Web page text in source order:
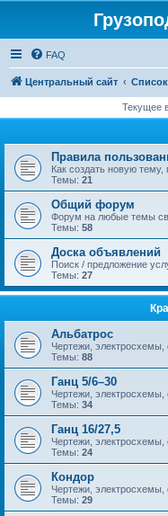
FAQ
Центральный сайт
Текущее
Правила
Как создать новую тему,
Темы: 21
Общий форум
Форум на любые темы
Темы: 58
Доска объявлений
Поиск / предложение
Темы: 27
Альбатрос
Чертежи, электросхемы,
Темы: 88
Ганц 5/6–30
Чертежи, электросхемы,
Темы: 34
Ганц 16/27,5
Чертежи, электросхемы,
Темы: 24
Кондор
Чертежи, электросхемы,
Темы: 29